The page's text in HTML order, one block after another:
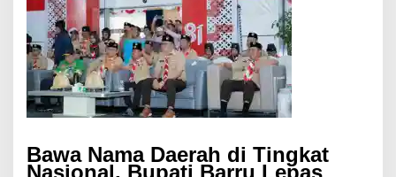
Bawa Nama Daerah di Tingkat
Nasional, Bupati Barru Lepas